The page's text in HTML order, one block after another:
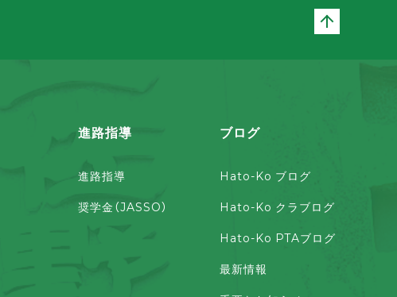
進路指導
進路指導
奨学金（JASSO）
ブログ
Hato-Ko ブログ
Hato-Ko クラブログ
Hato-Ko PTAブログ
最新情報